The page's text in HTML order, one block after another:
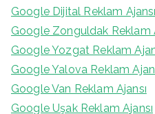
Google Dijital Reklam Ajansı
Google Zonguldak Reklam
Google Yozgat Reklam
Google Yalova Reklam
Google Van Reklam Ajansı
Google Uşak Reklam Ajansı